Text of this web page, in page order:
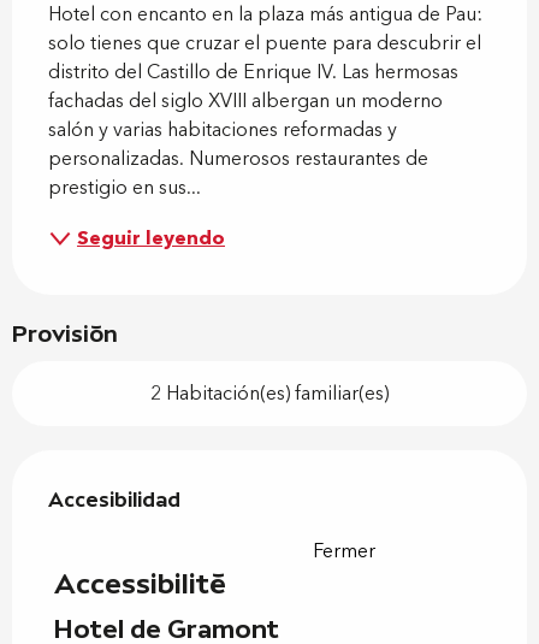
Hotel con encanto en la plaza más antigua de Pau:
solo tienes que cruzar el puente para descubrir el
distrito del Castillo de Enrique IV. Las hermosas
fachadas del siglo XVIII albergan un moderno
salón y varias habitaciones reformadas y
personalizadas. Numerosos restaurantes de
prestigio en sus...
Seguir leyendo
Provisión
2 Habitación(es) familiar(es)
Accesibilidad
Accesibilidad
Fermer
Accessibilité
Hotel de Gramont